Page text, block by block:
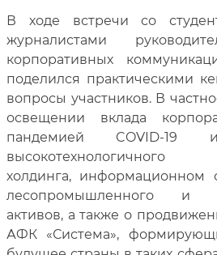
В ходе встречи со
журналистами
корпоративных
поделился практическими
вопросы участников. В
освещении вклада
пандемией COVID-19
высокотехнологичного
холдинга, информационном
лесопромышленного и
активов, а также о
АФК «Система»,